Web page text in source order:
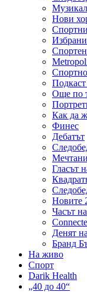
Нови
Още по
Как да
Финес
Дебатът
Гласът
Новите
Часът
Денят
Бранд
На живо
Спорт
Darik Health
„40 до 40“